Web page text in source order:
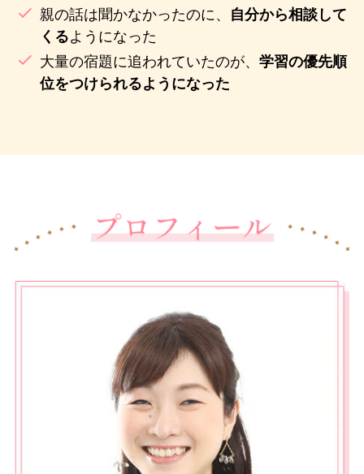
親の話は聞かなかったのに、 自分から相談して
くるようになった
大量の宿題に追われていたのが、学習の優先順
位をつけられるようになった